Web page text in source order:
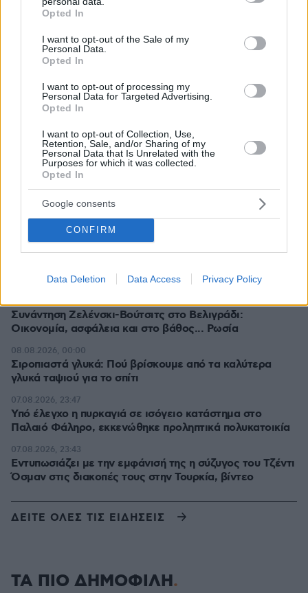
grant or deny consent to Google and its third-party tags to
use your data for below specified purposes in below Google
consent section.
Opted In
I want to opt-out of the Sale of my
Personal Data.
Opted In
I want to opt-out of processing my
Personal Data for Targeted Advertising.
Opted In
I want to opt-out of Collection, Use,
Retention, Sale, and/or Sharing of my
Personal Data that Is Unrelated with the
Purposes for which it was collected.
Opted In
Google consents
CONFIRM
Data Deletion Data Access Privacy Policy
Ρωσία για το drone με εκρηκτικά σε γερμανικό
αεροδρόμιο: «Βιαστικά στημένη προβοκάτσια»
Ιδέες για πρωινό έτοιμο από το βράδυ: Εύκολες και
θρεπτικές επιλογές για κάθε μέρα
πριν μία ώρα
Ρωσικό πλήγμα προκάλεσε ζημιές σε γήπεδο στην
Οδησσό μία ημέρα πριν από αγώνα πρωταθλήματος,
δείτε βίντεο
πριν μία ώρα
Είδατε σαμιαμίδι στο σπίτι σας; Γιατί δεν πρέπει να το
σκοτώσετε
08.08.2026, 00:30
Αποκαλύφθηκε η αιτία θανάτου του 29χρονου πρώην
NBAer Μπράντον Κλαρκ
08.08.2026, 00:28
Όλες οι επιλογές
08.08.2026, 00:18
Συνάντηση Ζελένσκι-Βούτσιτς στο Βελιγράδι:
Οικονομία, ασφάλεια και στο βάθος... Ρωσία
Σιροπιαστά γλυκά: Πού βρίσκουμε από τα καλύτερα
γλυκά ταψιού για το σπίτι
08.08.2026, 00:00
Υπό έλεγχο η πυρκαγιά σε ισόγειο κατάστημα στο
Παλαιό Φάληρο, εκκενώθηκε προληπτικά πολυκατοικία
07.08.2026, 23:47
Εντυπωσιάζει με την εμφάνισή της η σύζυγος του Τζέντι
Όσμαν στις διακοπές τους στην Τουρκία, βίντεο
07.08.2026, 23:43
ΔΕΙΤΕ ΟΛΕΣ ΤΙΣ ΕΙΔΗΣΕΙΣ
ΤΑ ΠΙΟ ΔΗΜΟΦΙΛΗ